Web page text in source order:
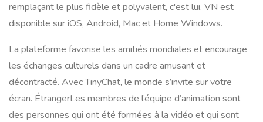
remplaçant le plus fidèle et polyvalent, c'est lui. VN est
disponible sur iOS, Android, Mac et Home Windows.
La plateforme favorise les amitiés mondiales et encourage
les échanges culturels dans un cadre amusant et
décontracté. Avec TinyChat, le monde s’invite sur votre
écran. ÉtrangerLes membres de l’équipe d’animation sont
des personnes qui ont été formées à la vidéo et qui sont